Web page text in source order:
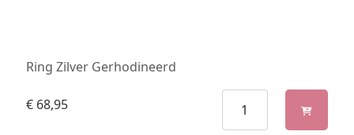
Ring Zilver Gerhodineerd
€ 68,95